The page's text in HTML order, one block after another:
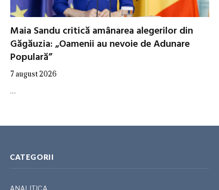
Maia Sandu critică amânarea alegerilor din
Găgăuzia: „Oamenii au nevoie de Adunare
Populară”
7 august 2026
…
CATEGORII
ANALITICA